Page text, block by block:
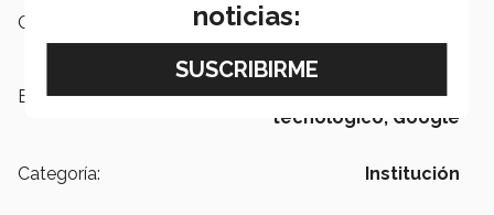
Campus:
Etiquetas: INC Crowded, Emprendimiento
tecnológico, Google
Categoría: Institución
noticias: